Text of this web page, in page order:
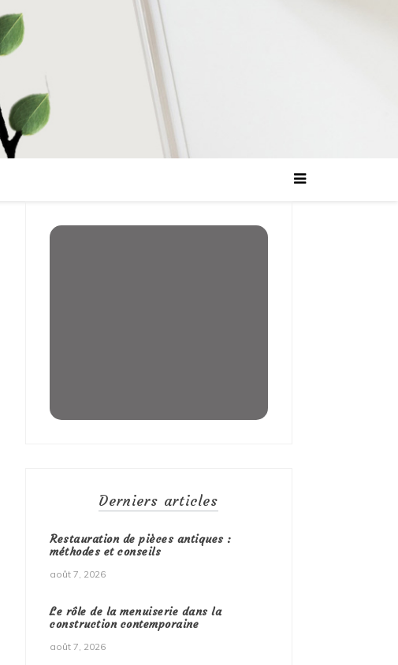
Derniers articles
Restauration de pièces antiques :
méthodes et conseils
août 7, 2026
Le rôle de la menuiserie dans la
construction contemporaine
août 7, 2026